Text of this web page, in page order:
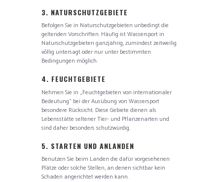
3. NATURSCHUTZGEBIETE
Befolgen Sie in Naturschutzgebieten unbedingt die
geltenden Vorschriften. Häufig ist Wassersport in
Naturschutzgebieten ganzjährig, zumindest zeitweilig
völlig untersagt oder nur unter bestimmten
Bedingungen möglich.
4. FEUCHTGEBIETE
Nehmen Sie in „Feuchtgebieten von internationaler
Bedeutung“ bei der Ausübung von Wassersport
besondere Rücksicht. Diese Gebiete dienen als
Lebensstätte seltener Tier- und Pflanzenarten und
sind daher besonders schutzwürdig.
5. STARTEN UND ANLANDEN
Benutzen Sie beim Landen die dafür vorgesehenen
Plätze oder solche Stellen, an denen sichtbar kein
Schaden angerichtet werden kann.